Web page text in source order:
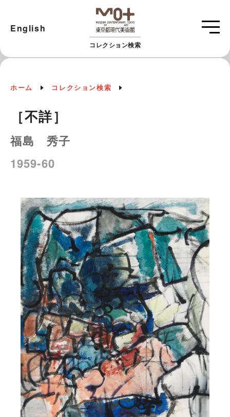
コレクション検索
English
ホーム コレクション検索
［不詳］
福島 秀子
1959-60